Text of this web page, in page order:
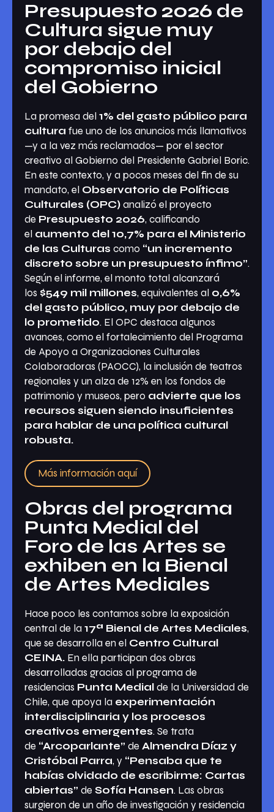
Presupuesto 2026 de
Cultura sigue muy
por debajo del
compromiso inicial
del Gobierno
La promesa del 1% del gasto público para
cultura fue uno de los anuncios más llamativos
—y a la vez más reclamados— por el sector
creativo al Gobierno del Presidente Gabriel Boric.
En este contexto, y a pocos meses del fin de su
mandato, el Observatorio de Políticas
Culturales (OPC)analizó el proyecto
de Presupuesto 2026, calificando
el aumento del 10,7% para el Ministerio
de las Culturas como “un incremento
discreto sobre un presupuesto ínfimo”.
Según el informe, el monto total alcanzará
los $549 mil millones, equivalentes al 0,6%
del gasto público, muy por debajo de
lo prometido. El OPC destaca algunos
avances, como el fortalecimiento del Programa
de Apoyo a Organizaciones Culturales
Colaboradoras (PAOCC), la inclusión de teatros
regionales y un alza de 12% en los fondos de
patrimonio y museos, pero advierte que los
recursos siguen siendo insuficientes
para hablar de una política cultural
robusta.
Más información aquí
Obras del programa
Punta Medial del
Foro de las Artes se
exhiben en la Bienal
de Artes Mediales
Hace poco les contamos sobre la exposición
central de la 17ª Bienal de Artes Mediales,
que se desarrolla en el Centro Cultural
CEINA. En ella participan dos obras
desarrolladas gracias al programa de
residencias Punta Medialde la Universidad de
Chile, que apoya la experimentación
interdisciplinaria y los procesos
creativos emergentes. Se trata
de “Arcoparlante” de Almendra Díaz y
Cristóbal Parra, y “Pensaba que te
habías olvidado de escribirme: Cartas
abiertas” de Sofía Hansen. Las obras
surgieron de un año de investigación y residencia